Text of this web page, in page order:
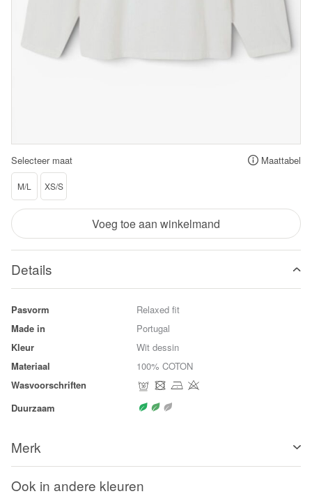
Selecteer maat Maattabel
M/L XS/S
Voeg toe aan winkelmand
Details
Pasvorm
Relaxed fit
Made in
Portugal
Kleur
Wit dessin
Materiaal
100% COTON
Wasvoorschriften
Duurzaam
Merk
Ook in andere kleuren